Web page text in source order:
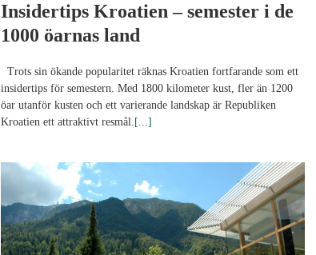
Insidertips Kroatien – semester i de
1000 öarnas land
Trots sin ökande popularitet räknas Kroatien fortfarande som ett
insidertips för semestern. Med 1800 kilometer kust, fler än 1200
öar utanför kusten och ett varierande landskap är Republiken
Kroatien ett attraktivt resmål. [...]